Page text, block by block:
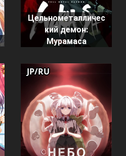
Цельнометалличес
кий демон:
Мурамаса
JP/RU